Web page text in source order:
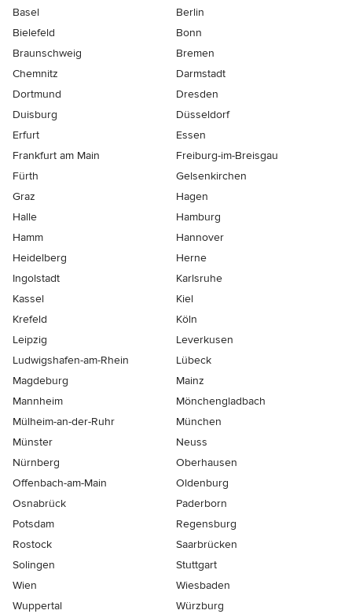
Basel
Berlin
Bielefeld
Bonn
Braunschweig
Bremen
Chemnitz
Darmstadt
Dortmund
Dresden
Duisburg
Düsseldorf
Erfurt
Essen
Frankfurt am Main
Freiburg-im-Breisgau
Fürth
Gelsenkirchen
Graz
Hagen
Halle
Hamburg
Hamm
Hannover
Heidelberg
Herne
Ingolstadt
Karlsruhe
Kassel
Kiel
Krefeld
Köln
Leipzig
Leverkusen
Ludwigshafen-am-Rhein
Lübeck
Magdeburg
Mainz
Mannheim
Mönchen­gladbach
Mülheim-an-der-Ruhr
München
Münster
Neuss
Nürnberg
Oberhausen
Offenbach-am-Main
Oldenburg
Osnabrück
Paderborn
Potsdam
Regensburg
Rostock
Saarbrücken
Solingen
Stuttgart
Wien
Wiesbaden
Wuppertal
Würzburg